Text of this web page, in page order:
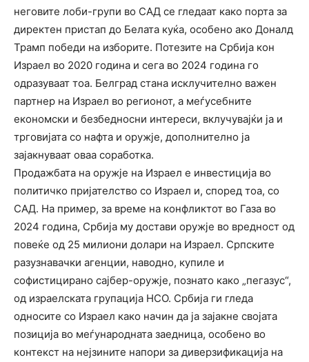
неговите лоби-групи во САД се гледаат како порта за
директен пристап до Белата куќа, особено ако Доналд
Трамп победи на изборите. Потезите на Србија кон
Израел во 2020 година и сега во 2024 година го
одразуваат тоа. Белград стана исклучително важен
партнер на Израел во регионот, а меѓусебните
економски и безбедносни интереси, вклучувајќи ја и
трговијата со нафта и оружје, дополнително ја
зајакнуваат оваа соработка.
Продажбата на оружје на Израел е инвестиција во
политичко пријателство со Израел и, според тоа, со
САД. На пример, за време на конфликтот во Газа во
2024 година, Србија му достави оружје во вредност од
повеќе од 25 милиони долари на Израел. Српските
разузнавачки агенции, наводно, купиле и
софистицирано сајбер-оружје, познато како „пегазус“,
од израелската групација НСО. Србија ги гледа
односите со Израел како начин да ја зајакне својата
позиција во меѓународната заедница, особено во
контекст на нејзините напори за диверзификација на